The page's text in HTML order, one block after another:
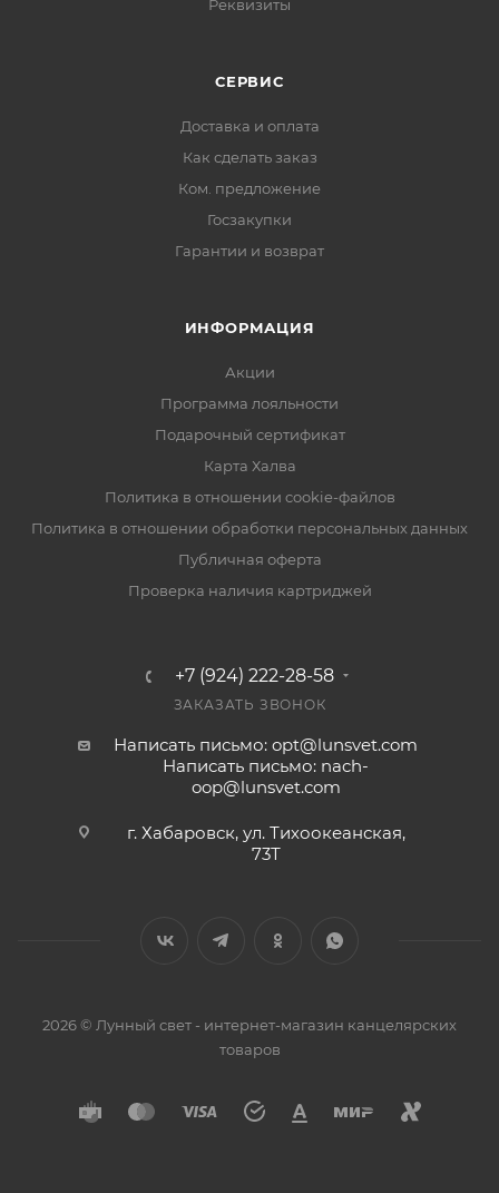
Реквизиты
СЕРВИС
Доставка и оплата
Как сделать заказ
Ком. предложение
Госзакупки
Гарантии и возврат
ИНФОРМАЦИЯ
Акции
Программа лояльности
Подарочный сертификат
Карта Халва
Политика в отношении cookie-файлов
Политика в отношении обработки персональных данных
Публичная оферта
Проверка наличия картриджей
+7 (924) 222-28-58
ЗАКАЗАТЬ ЗВОНОК
Написать письмо: opt@lunsvet.com
Написать письмо: nach-
oop@lunsvet.com
г. Хабаровск, ул. Тихоокеанская,
73Т
2026 © Лунный свет - интернет-магазин канцелярских
товаров